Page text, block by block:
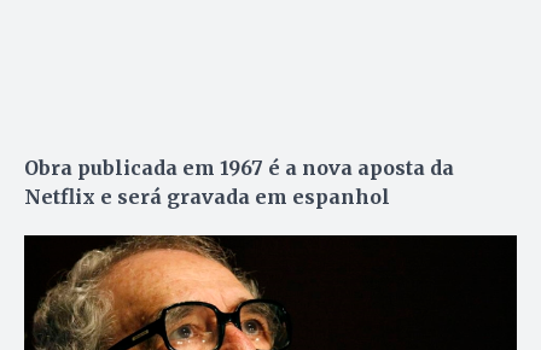
Obra publicada em 1967 é a nova aposta da
Netflix e será gravada em espanhol